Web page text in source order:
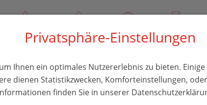
732 / 244 000 Über uns Rezept-Anfrage
Privatsphäre-Einstellungen
Ihnen ein optimales Nutzererlebnis zu bieten.
dienen Statistikzwecken, Komforteinstellungen,
finden Sie in unserer